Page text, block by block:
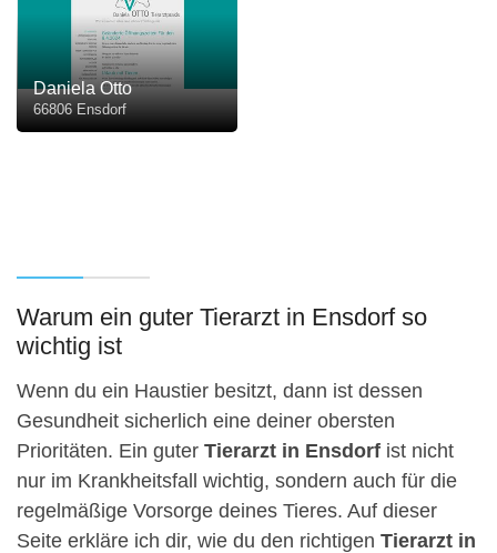
Daniela Otto
66806 Ensdorf
Warum ein guter Tierarzt in Ensdorf so
wichtig ist
Wenn du ein Haustier besitzt, dann ist dessen
Gesundheit sicherlich eine deiner obersten
Prioritäten. Ein guter Tierarzt in Ensdorf ist nicht
nur im Krankheitsfall wichtig, sondern auch für die
regelmäßige Vorsorge deines Tieres. Auf dieser
Seite erkläre ich dir, wie du den richtigen Tierarzt in